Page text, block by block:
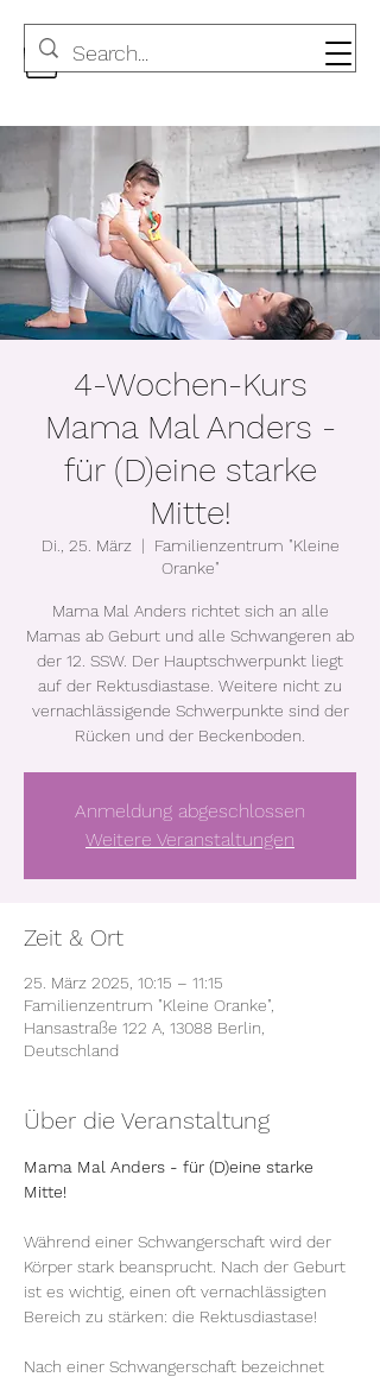
4-Wochen-Kurs
Mama Mal Anders -
für (D)eine starke
Mitte!
Di., 25. März
  |
Familienzentrum "Kleine
Oranke"
Mama Mal Anders richtet sich an alle
Mamas ab Geburt und alle Schwangeren ab
der 12. SSW. Der Hauptschwerpunkt liegt
auf der Rektusdiastase. Weitere nicht zu
vernachlässigende Schwerpunkte sind der
Rücken und der Beckenboden.
Anmeldung abgeschlossen
Weitere Veranstaltungen
Zeit & Ort
25. März 2025, 10:15 – 11:15
Familienzentrum "Kleine Oranke",
Hansastraße 122 A, 13088 Berlin,
Deutschland
Über die Veranstaltung
Mama Mal Anders - für (D)eine starke
Mitte!
Während einer Schwangerschaft wird der
Körper stark beansprucht. Nach der Geburt
ist es wichtig, einen oft vernachlässigten
Bereich zu stärken: die Rektusdiastase!
Nach einer Schwangerschaft bezeichnet